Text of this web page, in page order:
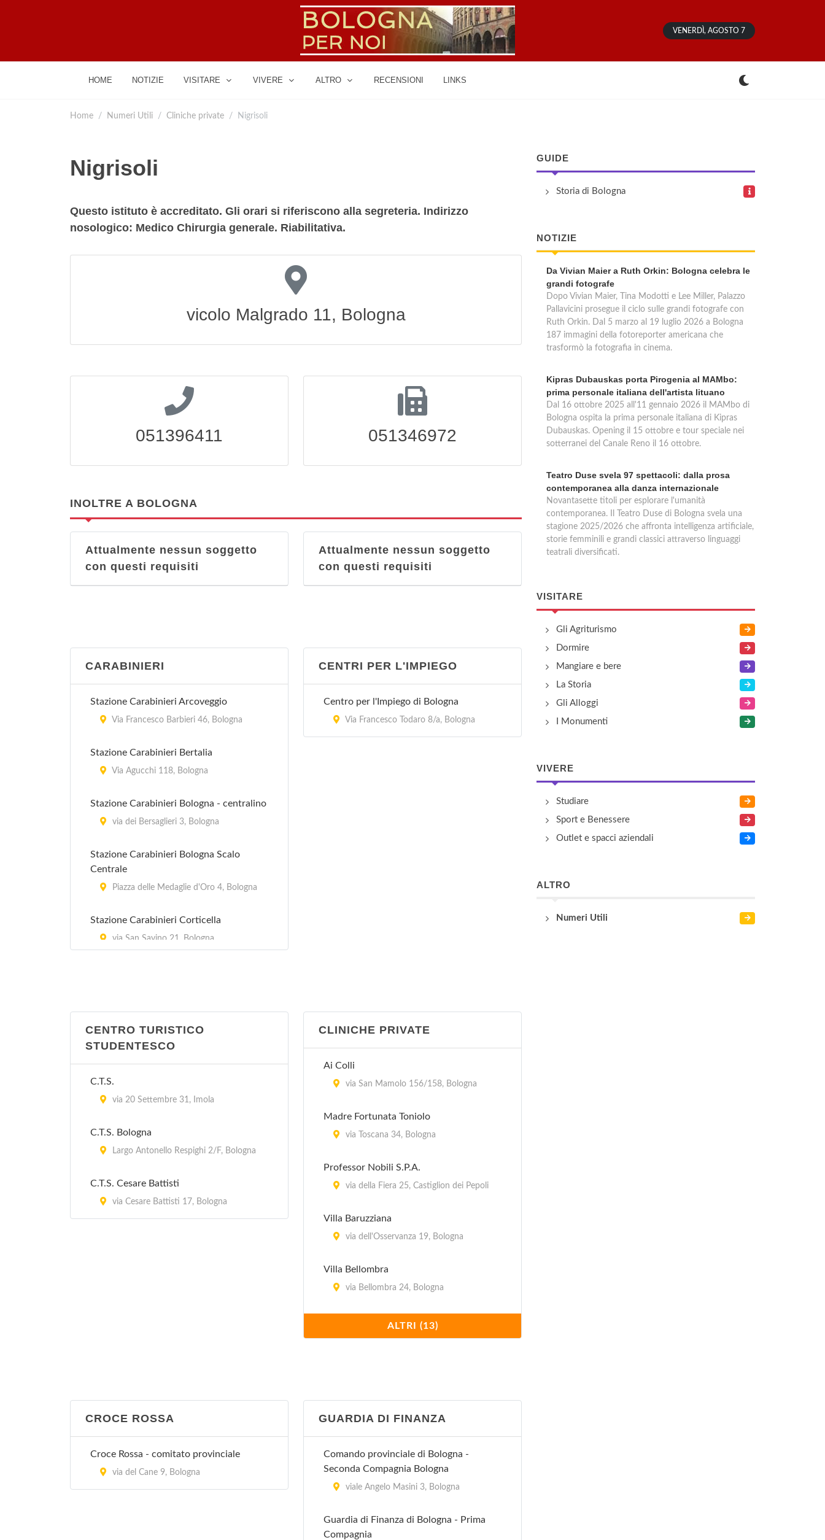
VENERDÌ, AGOSTO 7
HOME NOTIZIE VISITARE VIVERE ALTRO RECENSIONI LINKS
Home Numeri Utili Cliniche private Nigrisoli
Nigrisoli
Questo istituto è accreditato. Gli orari si riferiscono alla segreteria. Indirizzo
nosologico: Medico Chirurgia generale. Riabilitativa.
vicolo Malgrado 11, Bologna
051396411 051346972
INOLTRE A BOLOGNA
Attualmente nessun soggetto
con questi requisiti
Attualmente nessun soggetto
con questi requisiti
CARABINIERI
Stazione Carabinieri Arcoveggio
Via Francesco Barbieri 46, Bologna
Stazione Carabinieri Bertalia
Via Agucchi 118, Bologna
Stazione Carabinieri Bologna - centralino
via dei Bersaglieri 3, Bologna
Stazione Carabinieri Bologna Scalo
Centrale
Piazza delle Medaglie d'Oro 4, Bologna
Stazione Carabinieri Corticella
via San Savino 21, Bologna
via Cipriani 25, Bologna
CENTRI PER L'IMPIEGO
Centro per l'Impiego di Bologna
Via Francesco Todaro 8/a, Bologna
CENTRO TURISTICO
STUDENTESCO
C.T.S.
via 20 Settembre 31, Imola
C.T.S. Bologna
Largo Antonello Respighi 2/F, Bologna
C.T.S. Cesare Battisti
via Cesare Battisti 17, Bologna
CLINICHE PRIVATE
Ai Colli
via San Mamolo 156/158, Bologna
Madre Fortunata Toniolo
via Toscana 34, Bologna
Professor Nobili S.P.A.
via della Fiera 25, Castiglion dei Pepoli
Villa Baruzziana
via dell'Osservanza 19, Bologna
Villa Bellombra
via Bellombra 24, Bologna
Via Porrettana 170, Casalecchio di Reno
Villa Laura
Villa Regina
via Castiglione 115, Bologna
Villa Torri
ALTRI (13)
CROCE ROSSA
Croce Rossa - comitato provinciale
via del Cane 9, Bologna
GUARDIA DI FINANZA
Comando provinciale di Bologna -
Seconda Compagnia Bologna
viale Angelo Masini 3, Bologna
Guardia di Finanza di Bologna - Prima
Compagnia
GUIDE
Storia di Bologna
NOTIZIE
Da Vivian Maier a Ruth Orkin: Bologna celebra le
grandi fotografe
Dopo Vivian Maier, Tina Modotti e Lee Miller, Palazzo
Pallavicini prosegue il ciclo sulle grandi fotografe con
Ruth Orkin. Dal 5 marzo al 19 luglio 2026 a Bologna
187 immagini della fotoreporter americana che
trasformò la fotografia in cinema.
Kipras Dubauskas porta Pirogenia al MAMbo:
prima personale italiana dell'artista lituano
Dal 16 ottobre 2025 all'11 gennaio 2026 il MAMbo di
Bologna ospita la prima personale italiana di Kipras
Dubauskas. Opening il 15 ottobre e tour speciale nei
sotterranei del Canale Reno il 16 ottobre.
Teatro Duse svela 97 spettacoli: dalla prosa
contemporanea alla danza internazionale
Novantasette titoli per esplorare l'umanità
contemporanea. Il Teatro Duse di Bologna svela una
stagione 2025/2026 che affronta intelligenza artificiale,
storie femminili e grandi classici attraverso linguaggi
teatrali diversificati.
VISITARE
Gli Agriturismo
Dormire
Mangiare e bere
La Storia
Gli Alloggi
I Monumenti
VIVERE
Studiare
Sport e Benessere
Outlet e spacci aziendali
ALTRO
Numeri Utili